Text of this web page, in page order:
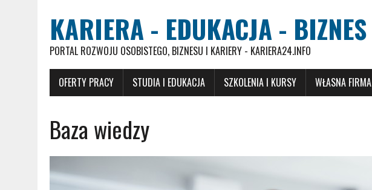
KARIERA - EDUKACJA - BIZNES
PORTAL ROZWOJU OSOBISTEGO, BIZNESU I KARIERY - KARIERA24.INFO
OFERTY PRACY STUDIA I EDUKACJA SZKOLENIA I KURSY WŁASNA FIRMA
Baza wiedzy